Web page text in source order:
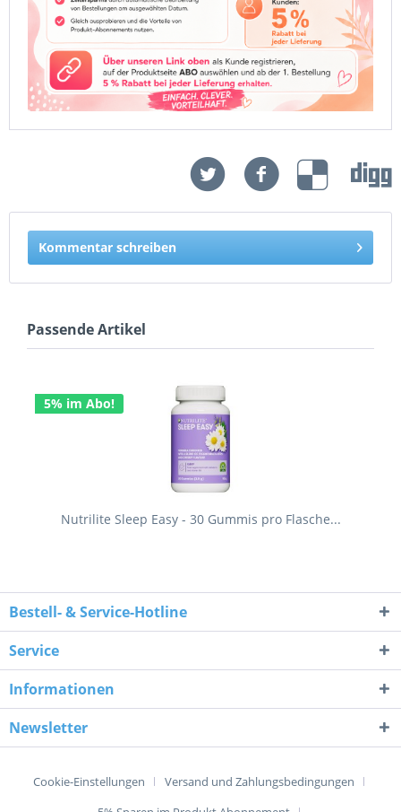
Kommentar schreiben
Passende Artikel
5% im Abo!
Nutrilite Sleep Easy - 30 Gummis pro Flasche...
Bestell- & Service-Hotline
Service
Informationen
Newsletter
Cookie-Einstellungen
Versand und Zahlungsbedingungen